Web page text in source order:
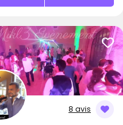
8 avis